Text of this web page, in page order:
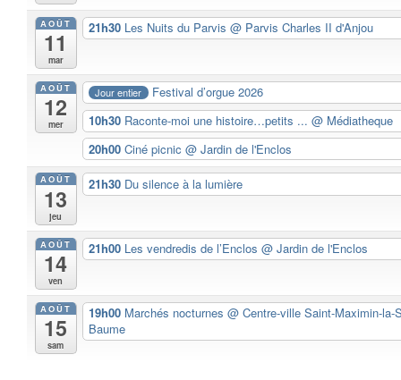
AOÛT
11
mar
21h30 Les Nuits du Parvis @ Parvis Charles II d'Anjou
AOÛT
12
mer
Jour entier
Festival d’orgue 2026
10h30 Raconte-moi une histoire…petits ... @ Médiatheque
20h00 Ciné picnic @ Jardin de l'Enclos
AOÛT
13
jeu
21h30 Du silence à la lumière
AOÛT
14
ven
21h00 Les vendredis de l’Enclos @ Jardin de l'Enclos
AOÛT
15
sam
19h00 Marchés nocturnes @ Centre-ville Saint-Maximin-la-
Baume